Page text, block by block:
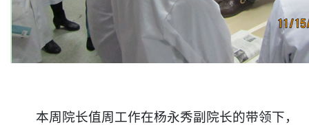
本周院长值周工作在杨永秀副院长的带领下，